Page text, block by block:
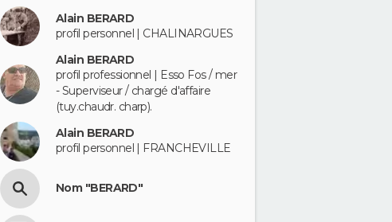
Alain BERARD
profil personnel | CHALINARGUES
Alain BERARD
profil professionnel | Esso Fos / mer
- Superviseur / chargé d'affaire
(tuy.chaudr. charp).
Alain BERARD
profil personnel | FRANCHEVILLE
Nom "BERARD"